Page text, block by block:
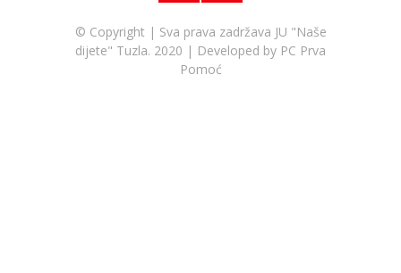
© Copyright | Sva prava zadržava JU "Naše
dijete" Tuzla. 2020 | Developed by PC Prva
Pomoć